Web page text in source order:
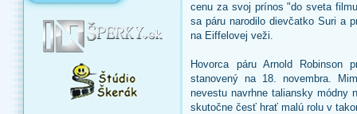
cenu za svoj prínos "do sveta
sa páru narodilo dievčatko Suri a
na Eiffelovej veži.
Hovorca páru Arnold
stanovený na 18. novembra.
nevestu navrhne taliansky módny
skutočne česť hrať malú rolu v